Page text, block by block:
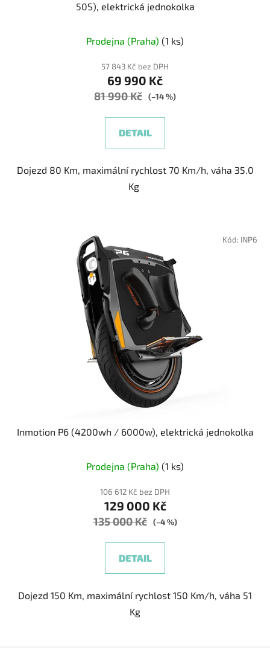
50S), elektrická jednokolka
hodnocení
produktu
je
5,0
5
Prodejna (Praha) (1 ks)
57 843 Kč bez DPH
69 990 Kč
81 990 Kč (–14 %)
DETAIL
Dojezd 80 Km, maximální rychlost 70 Km/h, váha 35.0
Kg
Inmotion P6 (4200wh / 6000w), elektrická jednokolka
Prodejna (Praha) (1 ks)
106 612 Kč bez DPH
129 000 Kč
135 000 Kč (–4 %)
DETAIL
Dojezd 150 Km, maximální rychlost 150 Km/h, váha 51
Kg
Kód: INP6